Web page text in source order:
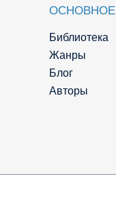
ОСНОВНОЕ
Библиотека
Жанры
Блог
Авторы